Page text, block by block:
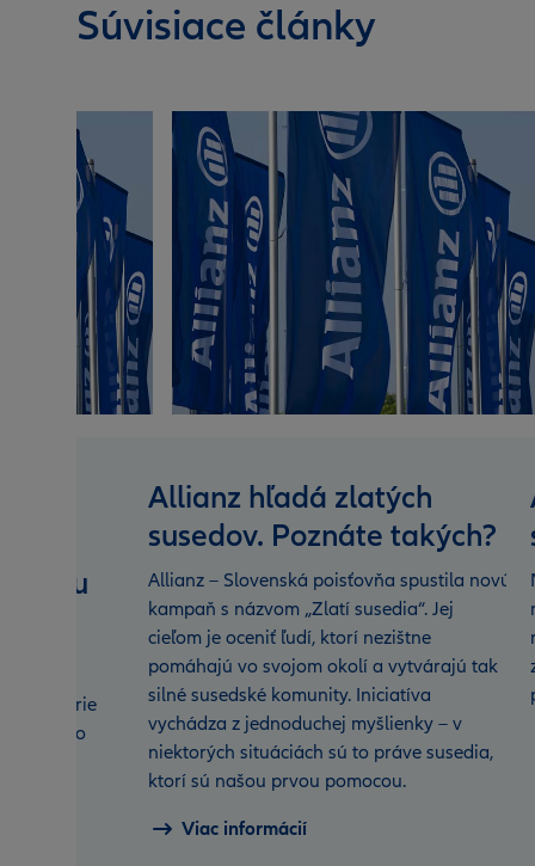
Súvisiace články
môžu
kancelárie
do
Allianz hľadá zlatých
susedov. Poznáte takých?
Allianz – Slovenská poisťovňa spustila novú
kampaň s názvom „Zlatí susedia“. Jej
cieľom je oceniť ľudí, ktorí nezištne
pomáhajú vo svojom okolí a vytvárajú tak
silné susedské komunity. Iniciatíva
vychádza z jednoduchej myšlienky – v
niektorých situáciách sú to práve susedia,
ktorí sú našou prvou pomocou.
Viac informácií